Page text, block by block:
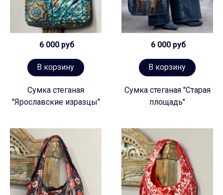
6 000 руб
В корзину
Сумка стеганая
"Ярославские изразцы"
6 000 руб
В корзину
Сумка стеганая "Старая
площадь"